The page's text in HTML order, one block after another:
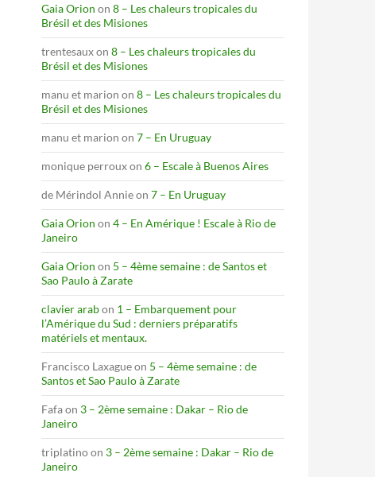
Gaia Orion on 8 – Les chaleurs tropicales du
Brésil et des Misiones
trentesauxon 8 – Les chaleurs tropicales du
Brésil et des Misiones
manu et marion on 8 – Les chaleurs tropicales du
Brésil et des Misiones
manu et marion on 7 – En Uruguay
monique perrouxon 6 – Escale à Buenos Aires
de Mérindol Annieon 7 – En Uruguay
Gaia Orion on 4 – En Amérique ! Escale à Rio de
Janeiro
Gaia Orion on 5 – 4ème semaine : de Santos et
Sao Paulo à Zarate
clavier arabon 1 – Embarquement pour
l’Amérique du Sud : derniers préparatifs
matériels et mentaux.
Francisco Laxagueon 5 – 4ème semaine : de
Santos et Sao Paulo à Zarate
Fafaon 3 – 2ème semaine : Dakar – Rio de
Janeiro
triplatinoon 3 – 2ème semaine : Dakar – Rio de
Janeiro